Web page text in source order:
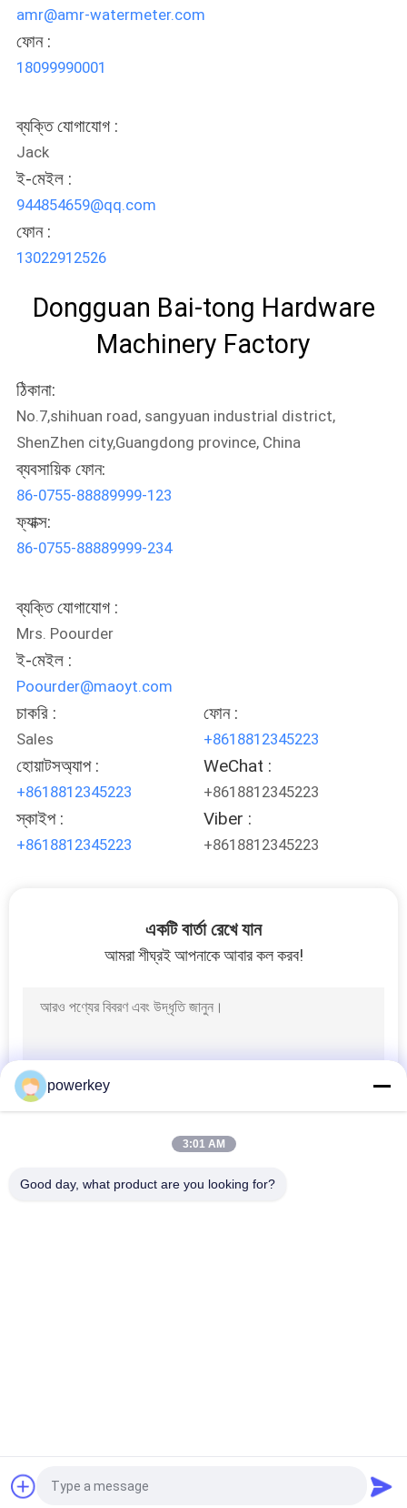
amr@amr-watermeter.com
ফোন :
18099990001
ব্যক্তি যোগাযোগ :
Jack
ই-মেইল :
944854659@qq.com
ফোন :
13022912526
Dongguan Bai-tong Hardware
Machinery Factory
ঠিকানা:
No.7,shihuan road, sangyuan industrial district,
ShenZhen city,Guangdong province, China
ব্যবসায়িক ফোন:
86-0755-88889999-123
ফ্যাক্স:
86-0755-88889999-234
ব্যক্তি যোগাযোগ :
Mrs. Poourder
ই-মেইল :
Poourder@maoyt.com
চাকরি :
Sales
ফোন :
+8618812345223
হোয়াটসঅ্যাপ :
+8618812345223
WeChat :
+8618812345223
স্কাইপ :
+8618812345223
Viber :
+8618812345223
একটি বার্তা রেখে যান
আমরা শীঘ্রই আপনাকে আবার কল করব!
powerkey
3:01 AM
Good day, what product are you looking for?